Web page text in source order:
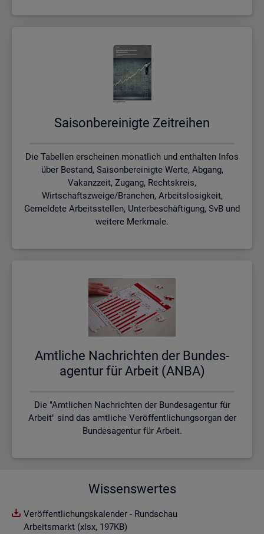
Sai­son­be­rei­nig­te Zeit­rei­hen
Die Tabellen erscheinen monatlich und enthalten Infos
über Bestand, Saisonbereinigte Werte, Abgang,
Vakanzzeit, Zugang, Rechtskreis,
Wirtschaftszweige/Branchen, Arbeitslosigkeit,
Gemeldete Arbeitsstellen, Unterbeschäftigung, SvB und
weitere Merkmale.
Amt­li­che Nach­rich­ten der Bun­des­
agen­tur für Ar­beit (ANBA)
Die "Amtlichen Nachrichten der Bundesagentur für
Arbeit" sind das amtliche Veröffentlichungsorgan der
Bundesagentur für Arbeit.
Wissenswertes
Veröffentlichungskalender - Rundschau
Arbeitsmarkt (xlsx, 197KB)